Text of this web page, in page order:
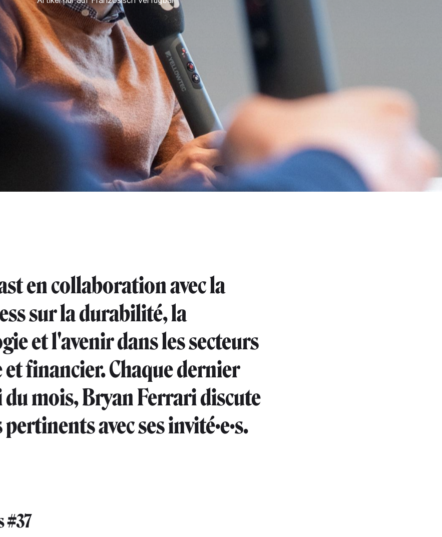
en collaboration avec la
sur la durabilité, la
et l'avenir dans les secteurs
financier. Chaque dernier
mois, Bryan Ferrari discute
avec ses invité·e·s.
#37